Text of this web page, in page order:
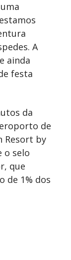
A
ainda
festa
da
de
Resort by
o selo
que
de 1% dos